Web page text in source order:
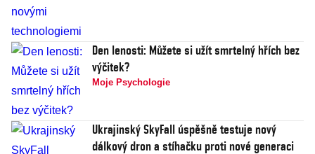
Den lenosti: Můžete si užít smrtelný hřích bez
výčitek?
Moje Psychologie
Ukrajinský SkyFall úspěšně testuje nový
dálkový dron a stíhačku proti nové generaci